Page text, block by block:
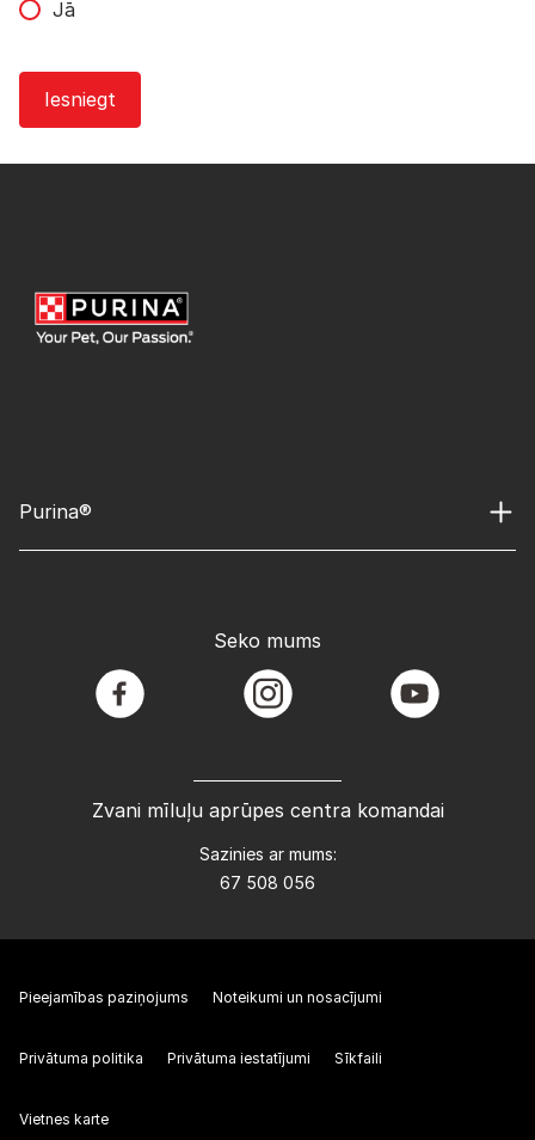
Jā
Purina®
Zvani mīluļu aprūpes centra komandai
Sazinies ar mums:
67 508 056
Seko mums
facebook instagram youtube
Pieejamības paziņojums Noteikumi un nosacījumi
Privātuma politika Privātuma iestatījumi Sīkfaili
Vietnes karte